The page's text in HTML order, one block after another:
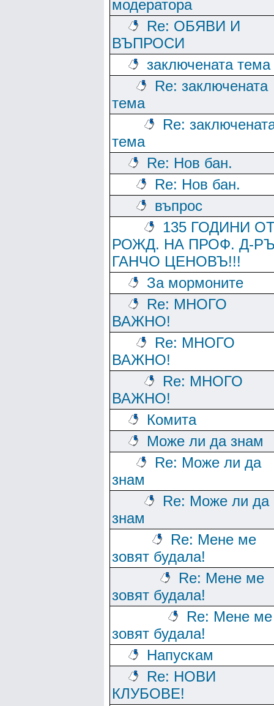
модератора
Re: ОБЯВИ И
ВЪПРОСИ
заключената тема
Re: заключената
тема
Re:
тема
Re: Нов бан.
Re: Нов бан.
въпрос
135 ГОДИНИ
РОЖД. НА ПРОФ. Д-
ГАНЧО ЦЕНОВЪ!!!
За мормоните
Re: МНОГО
ВАЖНО!
Re: МНОГО
ВАЖНО!
Re: МНОГО
ВАЖНО!
Комита
Може ли да знам
Re: Може ли да
знам
Re: Може ли да
знам
Re: Мене ме
зовят будала!
Re: Мене ме
зовят будала!
Re: Мене ме
зовят будала!
Напускам
Re: НОВИ
КЛУБОВЕ!